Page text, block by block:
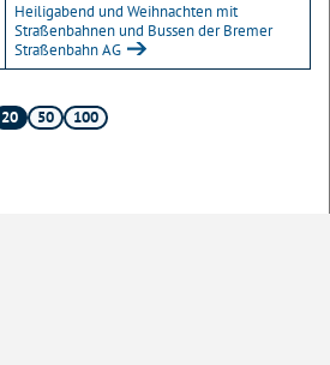
Heiligabend und Weihnachten mit
Straßenbahnen und Bussen der Bremer
Straßenbahn AG
20 50 100